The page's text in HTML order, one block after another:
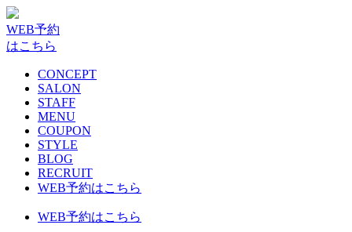
WEB予約
はこちら
CONCEPT
SALON
STAFF
MENU
COUPON
STYLE
BLOG
RECRUIT
WEB予約はこちら
WEB予約はこちら